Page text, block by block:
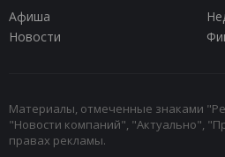
Афиша
Новости
Материалы, отмеченные знаками
"Новости компаний", "Актуально",
правах рекламы.